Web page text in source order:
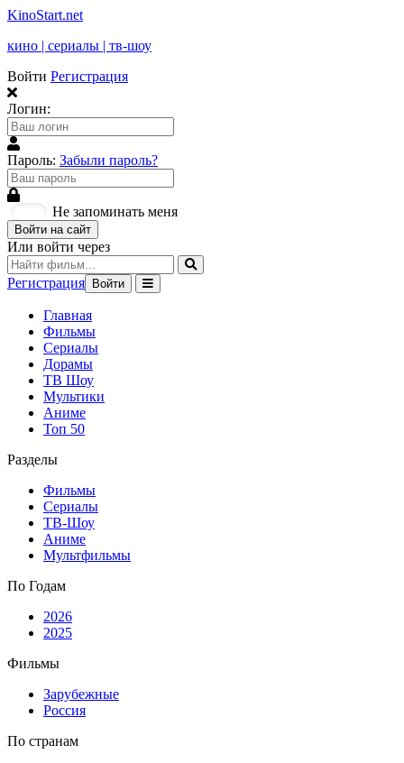
KinoStart.net
кино | сериалы | тв-шоу
Войти Регистрация
Логин:
Пароль: Забыли пароль?
Не запоминать меня
Войти на сайт
Или войти через
Регистрация Войти
Главная
Фильмы
Сериалы
Дорамы
ТВ Шоу
Мультики
Аниме
Топ 50
Разделы
Фильмы
Сериалы
ТВ-Шоу
Аниме
Мультфильмы
По Годам
2026
2025
Фильмы
Зарубежные
Россия
По странам